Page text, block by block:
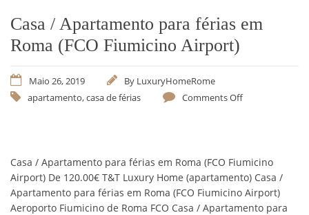
Casa / Apartamento para férias em
Roma (FCO Fiumicino Airport)
Maio 26, 2019 By LuxuryHomeRome
apartamento,casa de férias Comments Off
Casa / Apartamento para férias em Roma (FCO Fiumicino
Airport) De 120.00€ T&T Luxury Home (apartamento) Casa /
Apartamento para férias em Roma (FCO Fiumicino Airport)
Aeroporto Fiumicino de Roma FCO Casa / Apartamento para